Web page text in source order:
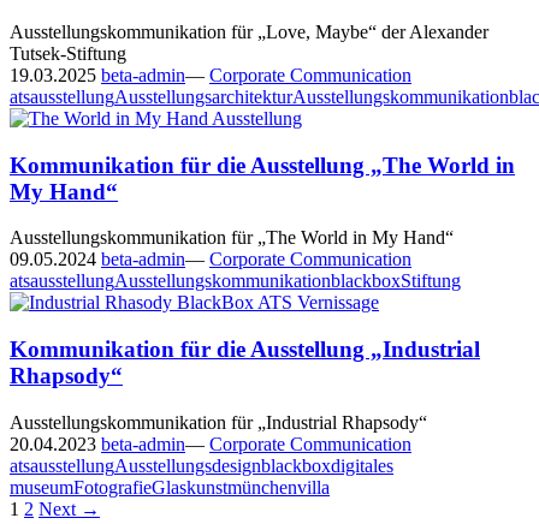
Ausstellungskommunikation für „Love, Maybe“ der Alexander
Tutsek-Stiftung
19.03.2025 beta-admin— Corporate Communication
atsausstellungAusstellungsarchitekturAusstellungskommunikation
Kommunikation für die Ausstellung „The World in
My Hand“
Ausstellungskommunikation für „The World in My Hand“
09.05.2024 beta-admin— Corporate Communication
atsausstellungAusstellungskommunikationblackboxStiftung
Kommunikation für die Ausstellung „Industrial
Rhapsody“
Ausstellungskommunikation für „Industrial Rhapsody“
20.04.2023 beta-admin— Corporate Communication
atsausstellungAusstellungsdesignblackboxdigitales
museumFotografieGlaskunstmünchenvilla
Posts
1 2 Next →